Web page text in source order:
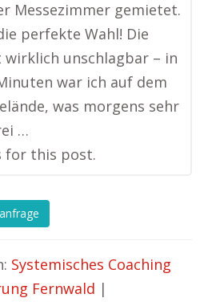
Messezimmer gemietet.
perfekte Wahl! Die
wirklich unschlagbar – in
war ich auf dem
was morgens sehr
…
for this post.
Systemisches Coaching
Fernwald |